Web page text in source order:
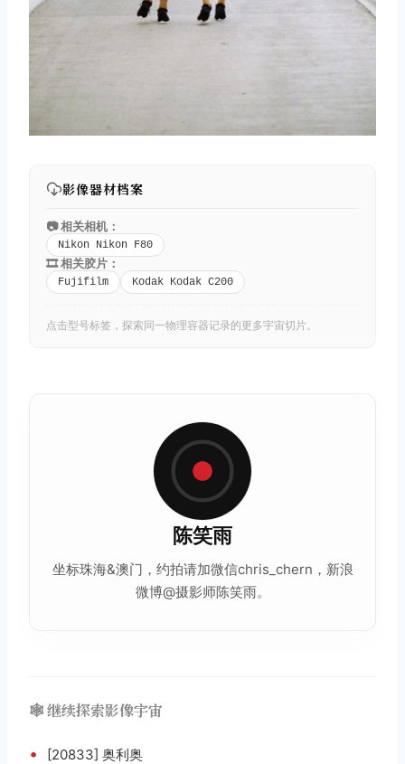
影像器材档案
📷 相关相机：
Nikon Nikon F80
🎞️ 相关胶片：
Fujifilm Kodak Kodak C200
点击型号标签，探索同一物理容器记录的更多宇宙切片。
陈笑雨
坐标珠海&澳门，约拍请加微信chris_chern，新浪
微博@摄影师陈笑雨。
🕸️ 继续探索影像宇宙
• [20833] 奥利奥